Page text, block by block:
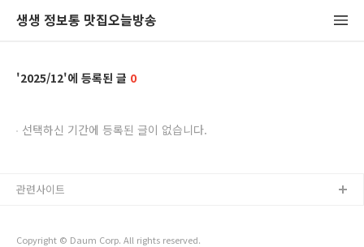
생생 정보통 맛집오늘방송
2025/12 0
선택하신 기간에 등록된 글이 없습니다.
Copyright © Daum Corp. All rights reserved.
관련사이트